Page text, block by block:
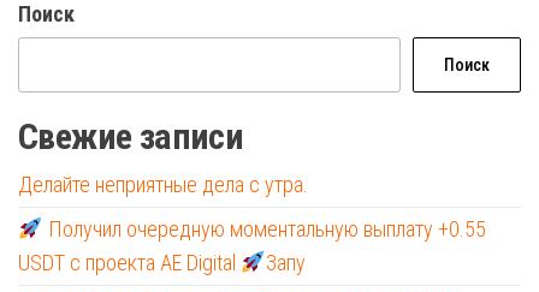
Поиск
Поиск
Свежие записи
Делайте неприятные дела с утра.
Получил очередную моментальную выплату +0.55
USDT с проекта AE Digital
Запу